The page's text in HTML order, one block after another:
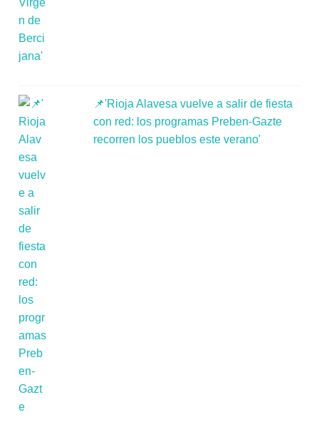
📌'Rioja Alavesa vuelve a salir de fiesta
con red: los programas Preben-Gazte
recorren los pueblos este verano'